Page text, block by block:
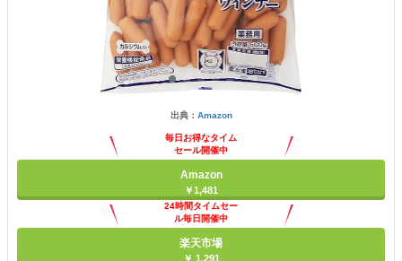
出典： Amazon
毎日お得なタイム
セール開催中
Amazon
￥1,481
24時間タイムセー
ル毎日開催中
楽天市場
￥ 1,291